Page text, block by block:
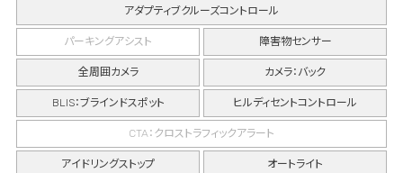
アダプティブクルーズコントロール
パーキングアシスト 障害物センサー
全周囲カメラ カメラ：バック
BLIS：ブラインドスポット
CTA：クロストラフィックアラート
ヒルディセントコントロール
アイドリングストップ オートライト